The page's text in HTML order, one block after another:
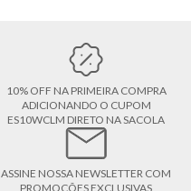
10% OFF NA PRIMEIRA COMPRA
ADICIONANDO O CUPOM
ES10WCLM DIRETO NA SACOLA
ASSINE NOSSA NEWSLETTER COM
PROMOÇÕES EXCLUSIVAS